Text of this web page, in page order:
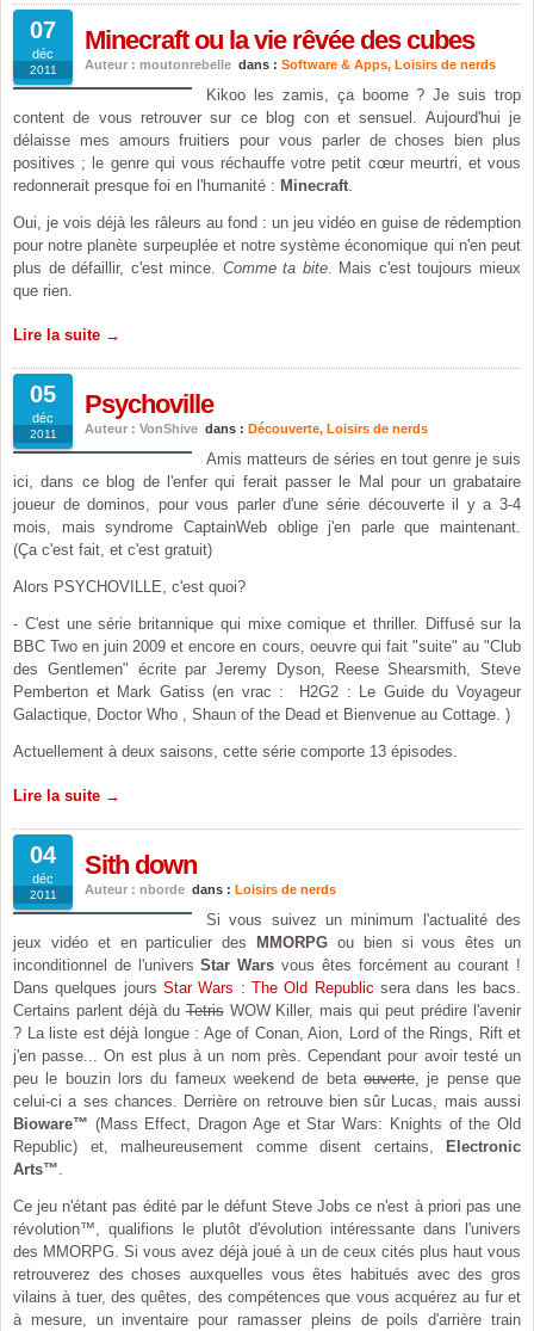
07
déc
2011
Minecraft ou la vie rêvée des cubes
Auteur : moutonrebelle dans : Software & Apps, Loisirs de nerds
Kikoo les zamis, ça boome ? Je suis trop
content de vous retrouver sur ce blog con et sensuel. Aujourd'hui je
délaisse mes amours fruitiers pour vous parler de choses bien plus
positives ; le genre qui vous réchauffe votre petit cœur meurtri, et vous
redonnerait presque foi en l'humanité : Minecraft.
Oui, je vois déjà les râleurs au fond : un jeu vidéo en guise de rédemption
pour notre planète surpeuplée et notre système économique qui n'en peut
plus de défaillir, c'est mince. Comme ta bite. Mais c'est toujours mieux
que rien.
Lire la suite →
05
déc
2011
Psychoville
Auteur : VonShive dans : Découverte, Loisirs de nerds
Amis matteurs de séries en tout genre je suis
ici, dans ce blog de l'enfer qui ferait passer le Mal pour un grabataire
joueur de dominos, pour vous parler d'une série découverte il y a 3-4
mois, mais syndrome CaptainWeb oblige j'en parle que maintenant.
(Ça c'est fait, et c'est gratuit)
Alors PSYCHOVILLE, c'est quoi?
- C'est une série britannique qui mixe comique et thriller. Diffusé sur la
BBC Two en juin 2009 et encore en cours, oeuvre qui fait "suite" au "Club
des Gentlemen" écrite par Jeremy Dyson, Reese Shearsmith, Steve
Pemberton et Mark Gatiss (en vrac : H2G2 : Le Guide du Voyageur
Galactique, Doctor Who , Shaun of the Dead et Bienvenue au Cottage. )
Actuellement à deux saisons, cette série comporte 13 épisodes.
Lire la suite →
04
déc
2011
Sith down
Auteur : nborde dans : Loisirs de nerds
Si vous suivez un minimum l'actualité des
jeux vidéo et en particulier des
MMORPG ou bien si vous êtes un
inconditionnel de l'universStar Wars vous êtes forcément au courant !
Dans quelques jours Star Wars : The Old Republic sera dans les bacs.
Certains parlent déjà duTetrisWOW Killer, mais qui peut prédire l'avenir
? La liste est déjà longue : Age of Conan, Aion, Lord of the Rings, Rift et
j'en passe... On est plus à un nom près. Cependant pour avoir testé un
peu le bouzin lors du fameux weekend de beta ouverte, je pense que
celui-ci a ses chances. Derrière on retrouve bien sûr Lucas, mais aussi
Bioware™ (Mass Effect, Dragon Age et Star Wars: Knights of the Old
Republic) et, malheureusement comme disent certains,
Electronic
Arts™.
Ce jeu n'étant pas édité par le défunt Steve Jobs ce n'est à priori pas une
révolution™, qualifions le plutôt d'évolution intéressante dans l'univers
des MMORPG. Si vous avez déjà joué à un de ceux cités plus haut vous
retrouverez des choses auxquelles vous êtes habitués avec des gros
vilains à tuer, des quêtes, des compétences que vous acquérez au fur et
à mesure, un inventaire pour ramasser pleins de poils d'arrière train